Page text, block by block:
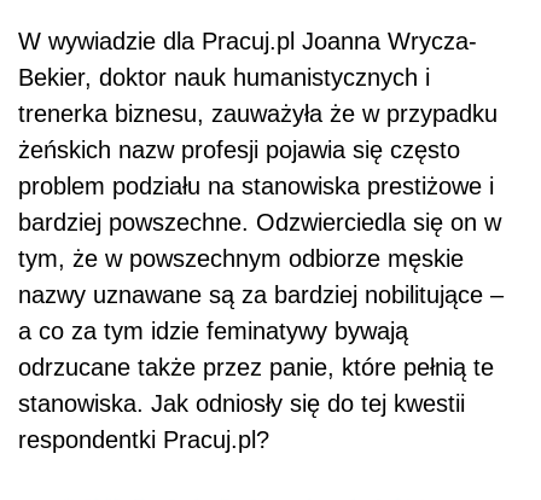
W wywiadzie dla Pracuj.pl Joanna Wrycza-
Bekier, doktor nauk humanistycznych i
trenerka biznesu, zauważyła że w przypadku
żeńskich nazw profesji pojawia się często
problem podziału na stanowiska prestiżowe i
bardziej powszechne. Odzwierciedla się on w
tym, że w powszechnym odbiorze męskie
nazwy uznawane są za bardziej nobilitujące –
a co za tym idzie feminatywy bywają
odrzucane także przez panie, które pełnią te
stanowiska. Jak odniosły się do tej kwestii
respondentki Pracuj.pl?